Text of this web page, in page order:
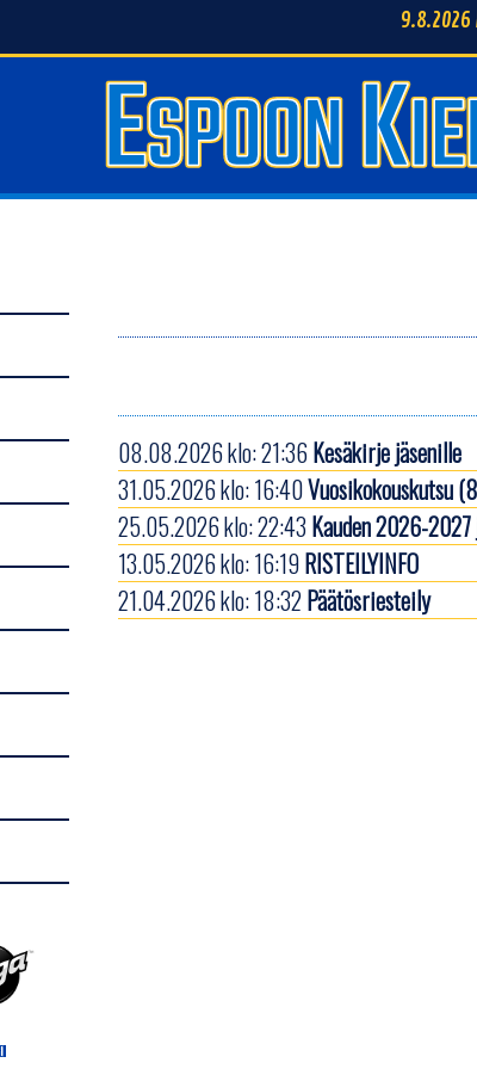
08.08.2026 klo: 21:36Kesäkirje jäsenille
31.05.2026 klo: 16:40Vuosikokouskutsu
25.05.2026 klo: 22:43Kauden 2026-
13.05.2026 klo: 16:19RISTEILYINFO
21.04.2026 klo: 18:32Päätösriesteily